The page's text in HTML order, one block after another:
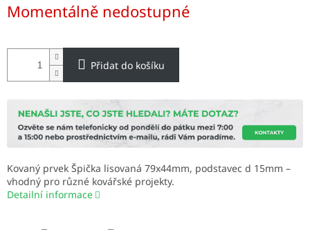
cena:
Momentálně nedostupné
Přidat do košíku
Kovaný prvek Špička lisovaná 79x44mm, podstavec d 15mm –
vhodný pro různé kovářské projekty.
Detailní informace